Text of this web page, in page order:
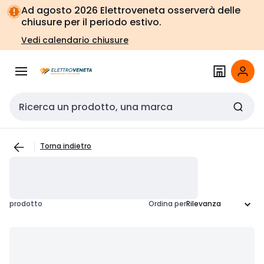
Vai alla
navigazione
Vai
alla
pagina
Ad agosto 2026 Elettroveneta osserverà delle
chiusure per il periodo estivo.
Vedi calendario chiusure
Cerca input
Torna indietro
prodotto Ordina per